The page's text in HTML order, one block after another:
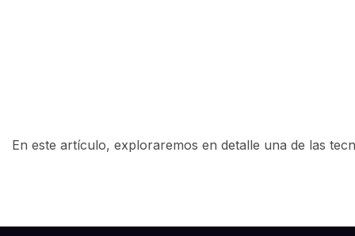
En este artículo, exploraremos en detalle una de las